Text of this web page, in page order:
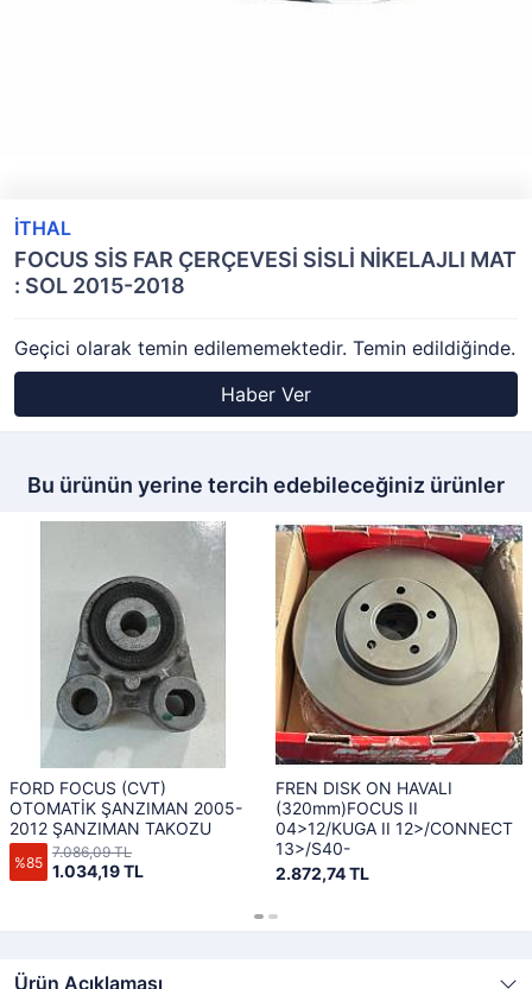
İTHAL
FOCUS SİS FAR ÇERÇEVESİ SİSLİ NİKELAJLI MAT
: SOL 2015-2018
Geçici olarak temin edilememektedir. Temin edildiğinde.
Haber Ver
Bu ürünün yerine tercih edebileceğiniz ürünler
FORD FOCUS (CVT)
OTOMATİK ŞANZIMAN 2005-
2012 ŞANZIMAN TAKOZU
%85 1.034,19 TL
7.086,09 TL
FREN DISK ON HAVALI
(320mm)FOCUS II
04>12/KUGA II 12>/CONNECT
13>/S40-
2.872,74 TL
Ürün Açıklaması